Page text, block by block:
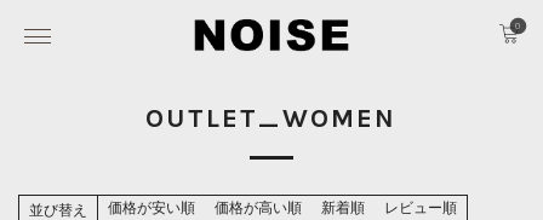
0
OUTLET_WOMEN
並び替え 価格が安い順 価格が高い順 新着順 レビュー順